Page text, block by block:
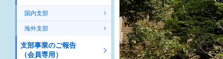
国内支部
海外支部
支部事業のご報告
（会員専用）